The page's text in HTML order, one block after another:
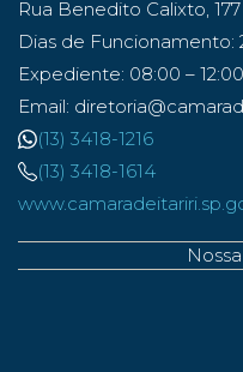
Rua Benedito Calixto,
Dias de Funcionamento:
Expediente: 08:00 –
Email:
(13) 3418-1216
(13) 3418-1614